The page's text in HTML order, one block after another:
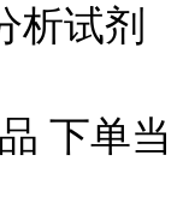
析试剂
下单当